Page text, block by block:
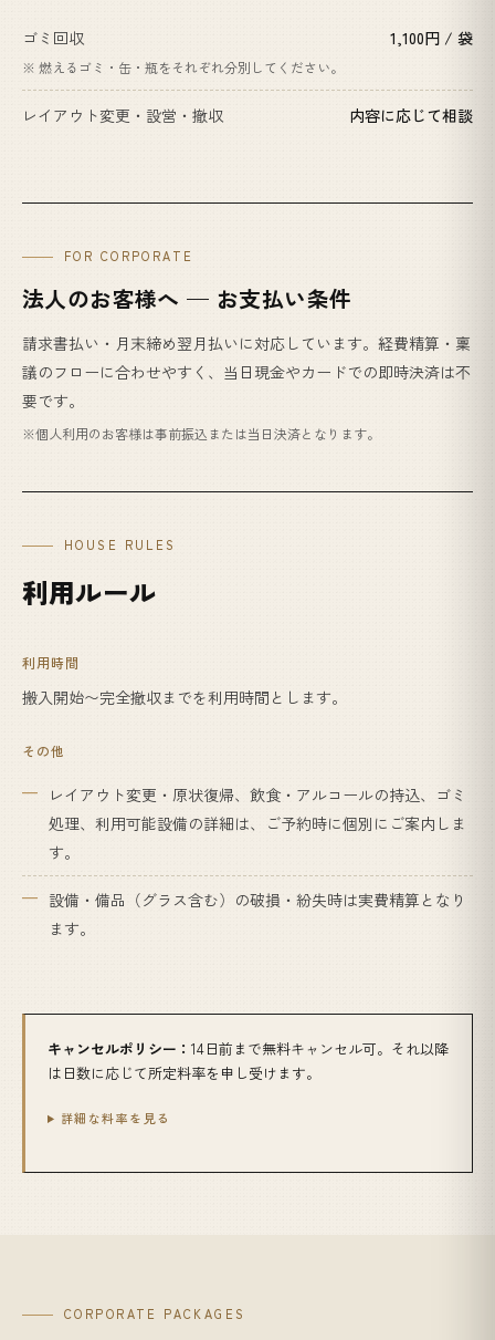
ゴミ回収 1,100円 / 袋
※ 燃えるゴミ・缶・瓶をそれぞれ分別してください。
レイアウト変更・設営・撤収 内容に応じて相談
FOR CORPORATE
法人のお客様へ — お支払い条件
請求書払い・月末締め翌月払いに対応しています。経費精算・稟
議のフローに合わせやすく、当日現金やカードでの即時決済は不
要です。
※個人利用のお客様は事前振込または当日決済となります。
HOUSE RULES
利用ルール
利用時間
搬入開始〜完全撤収までを利用時間とします。
その他
レイアウト変更・原状復帰、飲食・アルコールの持込、ゴミ
処理、利用可能設備の詳細は、ご予約時に個別にご案内しま
す。
設備・備品（グラス含む）の破損・紛失時は実費精算となり
ます。
キャンセルポリシー： 14日前まで無料キャンセル可。それ以降
は日数に応じて所定料率を申し受けます。
詳細な料率を見る
CORPORATE PACKAGES